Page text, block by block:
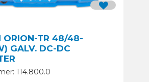
ORION-TR 48/48-
GALV. DC-DC
114.800.0